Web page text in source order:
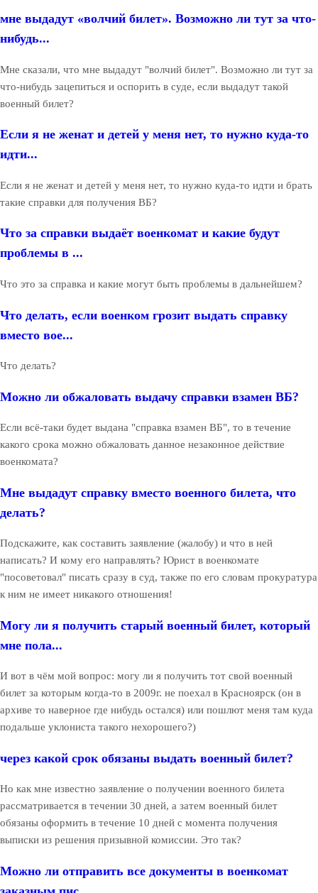
мне выдадут «волчий билет». Возможно ли тут за что-
нибудь...
Мне сказали, что мне выдадут "волчий билет". Возможно ли тут за
что-нибудь зацепиться и оспорить в суде, если выдадут такой
военный билет?
Если я не женат и детей у меня нет, то нужно куда-то
идти...
Если я не женат и детей у меня нет, то нужно куда-то идти и брать
такие справки для получения ВБ?
Что за справки выдаёт военкомат и какие будут
проблемы в ...
Что это за справка и какие могут быть проблемы в дальнейшем?
Что делать, если военком грозит выдать справку
вместо вое...
Что делать?
Можно ли обжаловать выдачу справки взамен ВБ?
Если всё-таки будет выдана "справка взамен ВБ", то в течение
какого срока можно обжаловать данное незаконное действие
военкомата?
Мне выдадут справку вместо военного билета, что
делать?
Подскажите, как составить заявление (жалобу) и что в ней
написать? И кому его направлять? Юрист в военкомате
"посоветовал" писать сразу в суд, также по его словам прокуратура
к ним не имеет никакого отношения!
Могу ли я получить старый военный билет, который
мне пола...
И вот в чём мой вопрос: могу ли я получить тот свой военный
билет за которым когда-то в 2009г. не поехал в Красноярск (он в
архиве то наверное где нибудь остался) или пошлют меня там куда
подальше уклониста такого нехорошего?)
через какой срок обязаны выдать военный билет?
Но как мне известно заявление о получении военного билета
рассматривается в течении 30 дней, а затем военный билет
обязаны оформить в течение 10 дней с момента получения
выписки из решения призывной комиссии. Это так?
Можно ли отправить все документы в военкомат